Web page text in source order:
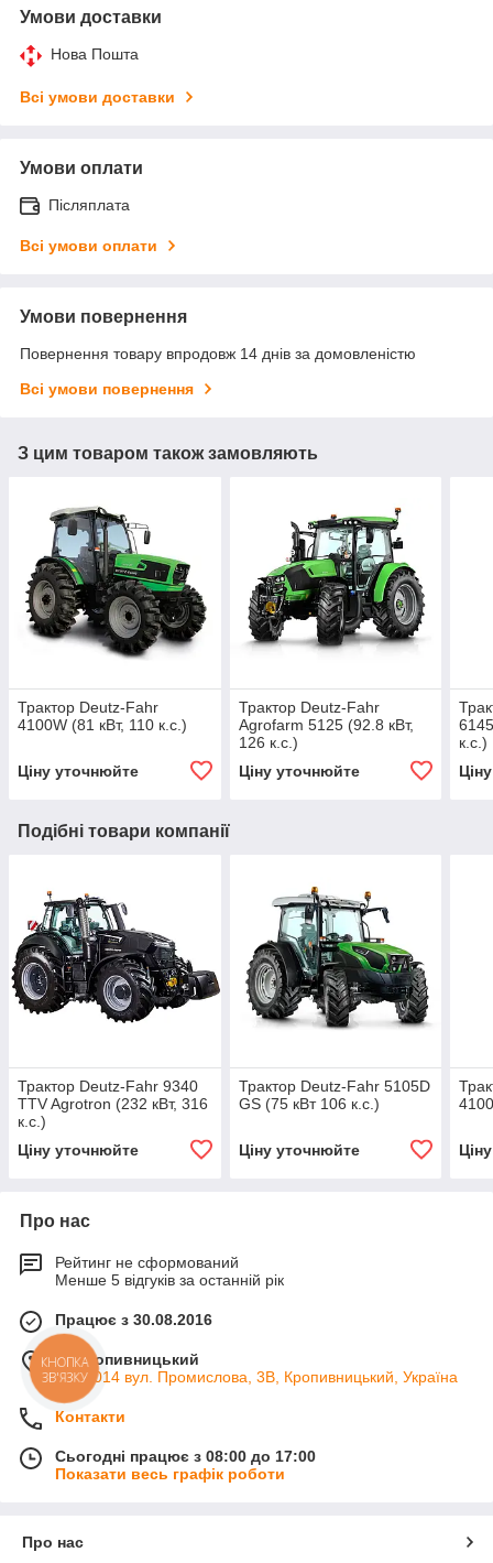
Умови доставки
Нова Пошта
Всі умови доставки
Умови оплати
Післяплата
Всі умови оплати
Умови повернення
Повернення товару впродовж 14 днів за домовленістю
Всі умови повернення
З цим товаром також замовляють
Трактор Deutz-Fahr
4100W (81 кВт, 110 к.с.)
Ціну уточнюйте
Трактор Deutz-Fahr
Agrofarm 5125 (92.8 кВт,
126 к.с.)
Ціну уточнюйте
к.с.)
Подібні товари компанії
Трактор Deutz-Fahr 9340
TTV Agrotron (232 кВт, 316
к.с.)
Ціну уточнюйте
Трактор Deutz-Fahr 5105D
GS (75 кВт 106 к.с.)
Ціну уточнюйте
Про нас
Рейтинг не сформований
Менше 5 відгуків за останній рік
Працює з 30.08.2016
м. Кропивницький
ін. 25014 вул. Промислова, 3В, Кропивницький, Україна
Контакти
Сьогодні працює з 08:00 до 17:00
Показати весь графік роботи
Про нас
КНОПКА
ЗВ'ЯЗКУ